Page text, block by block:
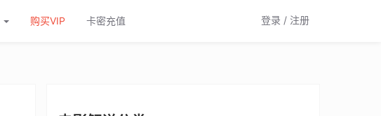
购买VIP 卡密充值 登录 / 注册